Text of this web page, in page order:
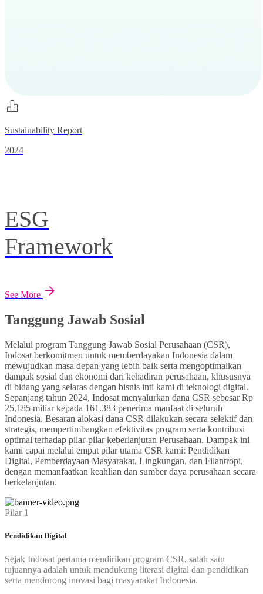
Sustainability Report
2024
ESG
Framework
See More
Tanggung Jawab Sosial
Melalui program Tanggung Jawab Sosial Perusahaan (CSR),
Indosat berkomitmen untuk memberdayakan Indonesia dalam
mewujudkan masa depan yang lebih baik serta mengoptimalkan
dampak sosial dan ekonomi dari kehadiran perusahaan, khususnya
di bidang yang selaras dengan bisnis inti kami di teknologi digital.
Sepanjang tahun 2024, Indosat menyalurkan dana CSR sebesar Rp
25,185 miliar kepada 161.383 penerima manfaat di seluruh
Indonesia. Besaran alokasi dana CSR dilakukan secara selektif dan
strategis, mempertimbangkan efektivitas program serta kontribusi
optimal terhadap pilar-pilar keberlanjutan Perusahaan. Dampak ini
kami capai melalui empat pilar utama CSR kami: Pendidikan
Digital, Pemberdayaan Masyarakat, Lingkungan, dan Filantropi,
dengan memanfaatkan keahlian dan sumber daya perusahaan secara
berkelanjutan.
Pilar 1
Pendidikan Digital
Sejak Indosat pertama mendirikan program CSR, salah satu
tujuannya adalah untuk mendukung literasi digital dan pendidikan
serta mendorong inovasi bagi masyarakat Indonesia.